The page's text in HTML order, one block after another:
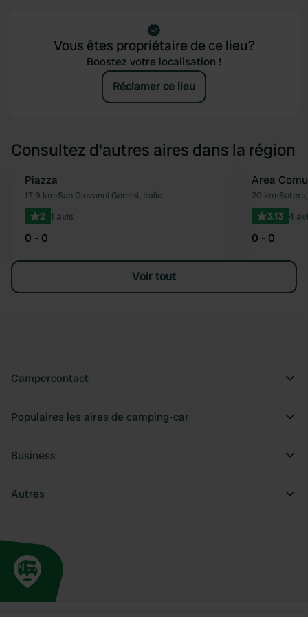
Vous êtes propriétaire de ce lieu?
Boostez votre localisation !
Réclamer ce lieu
Consultez d'autres aires dans la région
Préféré
Piazza
17,9 km•San Giovanni Gemini, Italie
2 1 avis
0 - 0
Area
20 km•
3.13 4
0 - 0
Voir tout
Campercontact
Populaires les aires de camping-car
Business
Autres